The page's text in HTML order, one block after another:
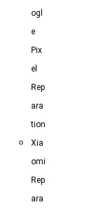
ogl
e
Pix
el
Rep
ara
tion
Xia
omi
Rep
ara